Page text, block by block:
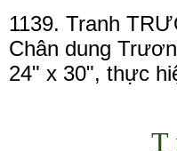
1139. Tranh
Chân dung
24" x 30", thực
T